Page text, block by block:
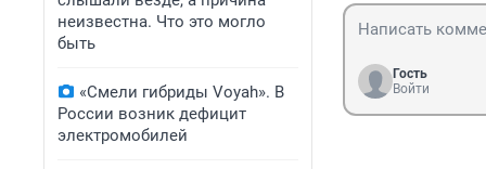
неизвестна. Что это могло
быть
«Смели гибриды Voyah». В
России возник дефицит
электромобилей
Гость
Войти